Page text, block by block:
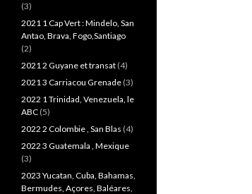
(3)
2021 1 Cap Vert : Mindelo, San
Antao, Brava, Fogo,Santiago
(2)
2021 2 Guyane et transat (4)
2021 3 Carriacou Grenade (3)
2022 1 Trinidad, Venezuela, le
ABC (5)
2022 2 Colombie , San Blas (4)
2022 3 Guatemala , Mexique
(3)
2023 Yucatan, Cuba, Bahamas,
Bermudes, Açores, Baléares,